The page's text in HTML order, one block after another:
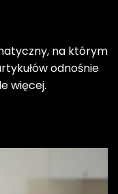
na którym
odnośnie
więcej.